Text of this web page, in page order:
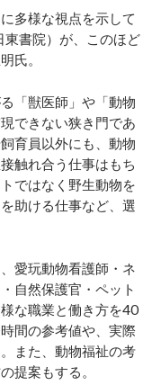
多様な視点を示して
東書院）が、このほど
氏。
「獣医師」や「動物
できない狭き門であ
育員以外にも、動物
触れ合う仕事はもち
ではなく野生動物を
助ける仕事など、選
愛玩動物看護師・ネ
自然保護官・ペット
な職業と働き方を40
間の参考値や、実際
また、動物福祉の考
提案もする。